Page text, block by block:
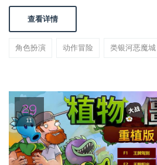
查看详情
角色扮演 动作冒险 类银河恶魔城
29
11